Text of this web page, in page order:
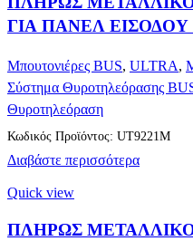
ΓΙΑ ΠΑΝΕΛ ΕΙΣΟΔΟΥ
Μπουτονιέρες BUS, ULTRA,
Σύστημα Θυροτηλεόρασης
Θυροτηλεόραση
Διαβάστε περισσότερα
Κωδικός Προϊόντος: UT9221M
Quick view
ΠΛΗΡΩΣ